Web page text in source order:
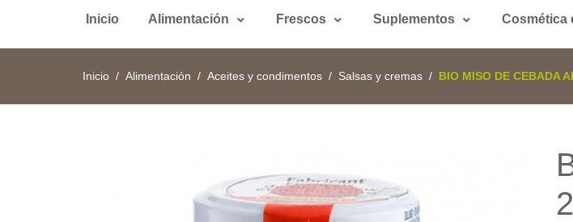
Inicio Alimentación Frescos Suplementos Cosmética
Inicio Alimentación Aceites y condimentos Salsas y cremas BIO MISO DE CEBADA